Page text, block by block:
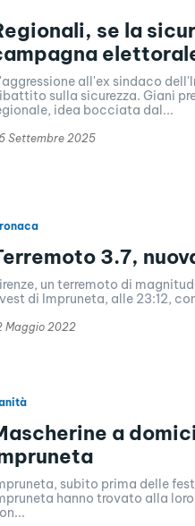
se la
all'ex sindaco
sulla sicurezza. Giani
idea bocciata dal...
Settembre 2025
3.7,
un terremoto di
di Impruneta, alle 23:12,
Maggio 2022
a
subito prima delle
hanno trovato alla